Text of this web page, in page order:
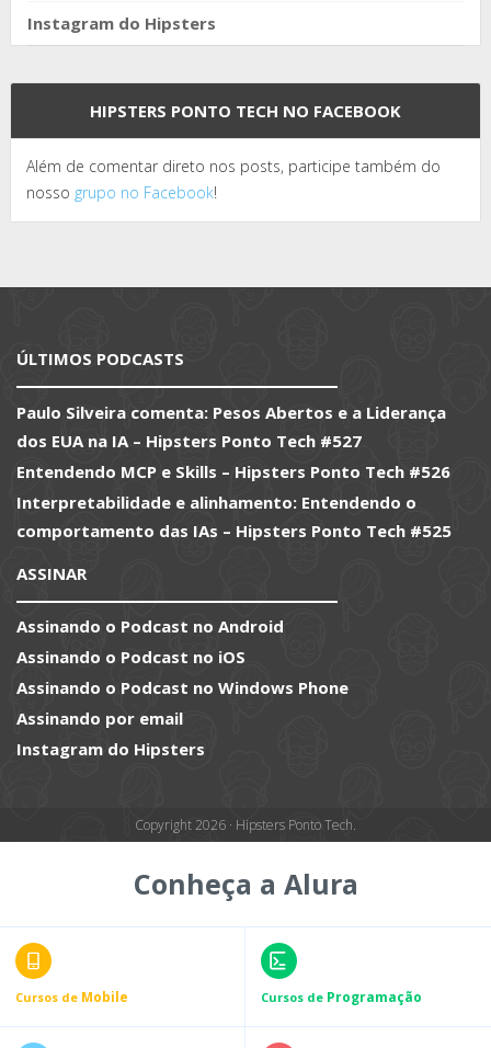
Instagram do Hipsters
HIPSTERS PONTO TECH NO FACEBOOK
Além de comentar direto nos posts, participe também do
nosso grupo no Facebook!
ÚLTIMOS PODCASTS
Paulo Silveira comenta: Pesos Abertos e a Liderança
dos EUA na IA – Hipsters Ponto Tech #527
Entendendo MCP e Skills – Hipsters Ponto Tech #526
Interpretabilidade e alinhamento: Entendendo o
comportamento das IAs – Hipsters Ponto Tech #525
ASSINAR
Assinando o Podcast no Android
Assinando o Podcast no iOS
Assinando o Podcast no Windows Phone
Assinando por email
Instagram do Hipsters
Copyright 2026 · Hipsters Ponto Tech.
Conheça a Alura
Cursos de Mobile Cursos de Programação